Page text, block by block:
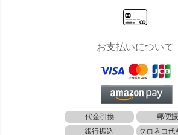
お支払いについて